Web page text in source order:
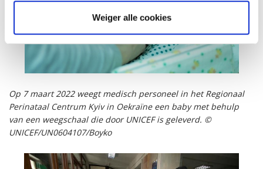
Weiger alle cookies
Op 7 maart 2022 weegt medisch personeel in het Regionaal
Perinataal Centrum Kyiv in Oekraïne een baby met behulp
van een weegschaal die door UNICEF is geleverd. ©
UNICEF/UN0604107/Boyko